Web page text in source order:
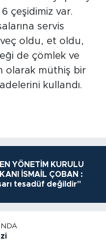
çeşidimiz var.
servis
oldu, et oldu,
de çömlek ve
olarak müthiş bir
kullandı.
YÖNETİM KURULU
İSMAİL ÇOBAN :
tesadüf değildir"